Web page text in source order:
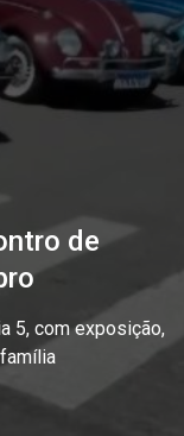
de
5, com exposição,